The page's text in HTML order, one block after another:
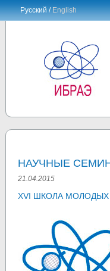
Русский /English
НАУЧНЫЕ
21.04.2015
XVI ШКОЛА МОЛОДЫХ